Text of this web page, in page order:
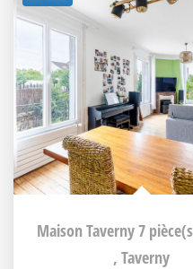
Maison Taverny 7
, Taverny